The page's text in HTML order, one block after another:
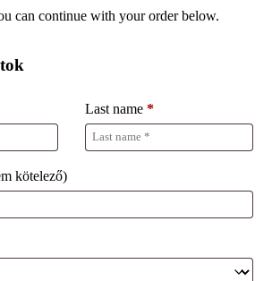
can continue with your order below.
Last name*
kötelező)